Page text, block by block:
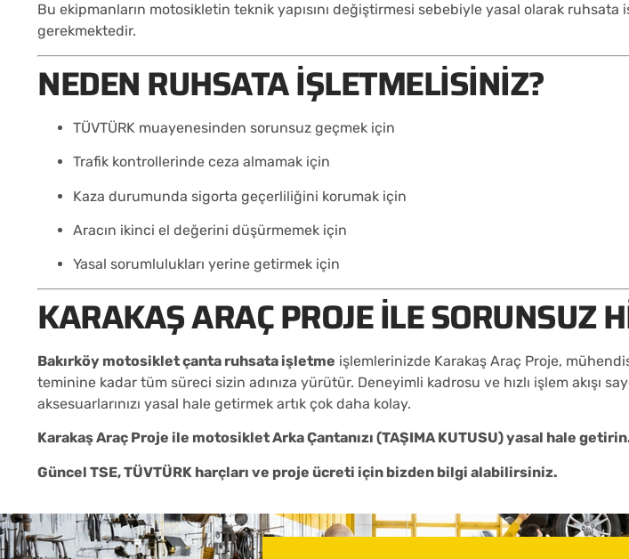
Bu ekipmanların motosikletin teknik yapısını değiştirmesi sebebiyle yasal olarak ruhsata
gerekmektedir.
NEDEN RUHSATA İŞLETMELISINIZ?
TÜVTÜRK muayenesinden sorunsuz geçmek için
Trafik kontrollerinde ceza almamak için
Kaza durumunda sigorta geçerliliğini korumak için
Aracın ikinci el değerini düşürmemek için
Yasal sorumlulukları yerine getirmek için
KARAKAŞ ARAÇ PROJE ILE SORUNSUZ
Bakırköy motosiklet çanta ruhsata işletme işlemlerinizde Karakaş Araç Proje,
teminine kadar tüm süreci sizin adınıza yürütür. Deneyimli kadrosu ve hızlı işlem akışı
aksesuarlarınızı yasal hale getirmek artık çok daha kolay.
Karakaş Araç Proje ile motosiklet Arka Çantanızı (TAŞIMA KUTUSU) yasal hale
Güncel TSE, TÜVTÜRK harçları ve proje ücreti için bizden bilgi alabilirsiniz.